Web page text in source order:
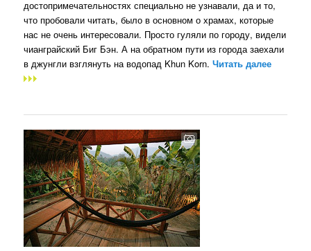
достопримечательностях специально не узнавали, да и то,
что пробовали читать, было в основном о храмах, которые
нас не очень интересовали. Просто гуляли по городу, видели
чианграйский Биг Бэн. А на обратном пути из города заехали
в джунгли взглянуть на водопад Khun Korn.Читать далее